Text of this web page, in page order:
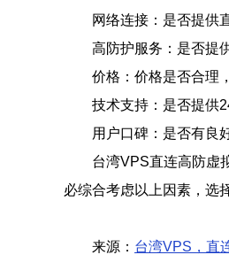
网络连接：是否提供
高防护服务：是否提
价格：价格是否合理
技术支持：是否提供
用户口碑：是否有良
台湾VPS直连高防虚
必综合考虑以上因素，选
来源： 台湾VPS，直